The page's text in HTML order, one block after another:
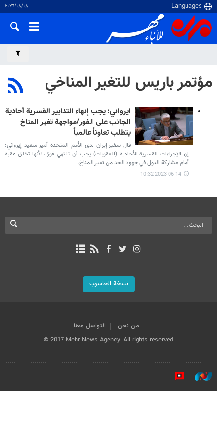
٠٨‏/٠٨‏/٢٠٢٦
مؤتمر باريس للتغير المناخي
ايرواني: يجب إنهاء التدابير القسرية أحادية
الجانب على الفور/مواجهة تغير المناخ
يتطلب تعاوناً عالمياً
قال سفير إيران لدى الأمم المتحدة أمير سعيد إيرواني:
إن الإجراءات القسرية الأحادية (العقوبات) يجب أن تنتهي فورًا، لأنها تخلق عقبة
أمام مشاركة الدول في جهود الحد من تغير المناخ.
2023-06-14 10:32
نسخة الحاسوب
من نحن
التواصل معنا
© 2017 Mehr News Agency. All rights reserved